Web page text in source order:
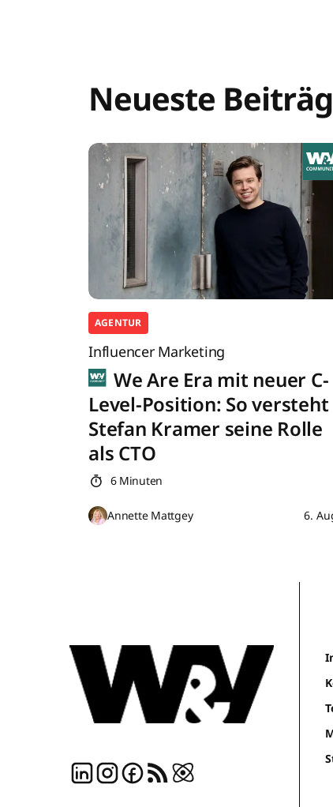
Neueste
AGENTUR
Influencer Marketing
We Are Era mit neuer C-
Level-Position: So versteht
Stefan Kramer seine Rolle
als CTO
6 Minuten
Annette Mattgey 6.